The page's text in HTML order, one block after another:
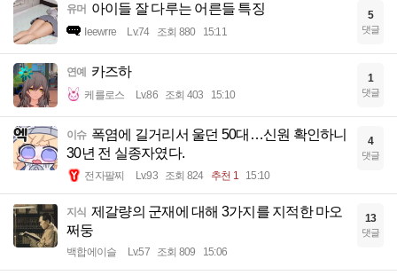
유머 아이들 잘 다루는 어른들 특징
Ieewrre Lv.74 조회 880 15:11
5
댓글
연예 카즈하
케를로스 Lv.86 조회 403 15:10
1
댓글
이슈 폭염에 길거리서 울던 50대…신원 확인하니
30년 전 실종자였다.
전자팔찌 Lv.93 조회 824 추천 1 15:10
4
댓글
지식 제갈량의 군재에 대해 3가지를 지적한 마오
쩌둥
백합에이슬 Lv.57 조회 809 15:06
13
댓글